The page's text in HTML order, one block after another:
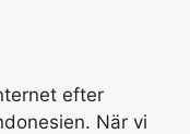
efter
När vi